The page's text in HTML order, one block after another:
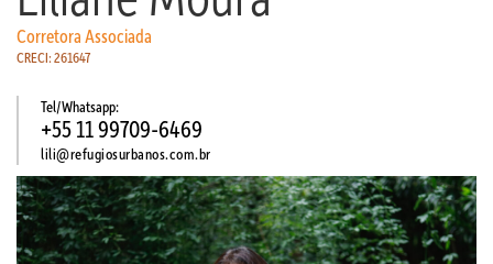
Corretora Associada
CRECI: 261647
Tel/Whatsapp:
+55 11 99709-6469
lili@refugiosurbanos.com.br